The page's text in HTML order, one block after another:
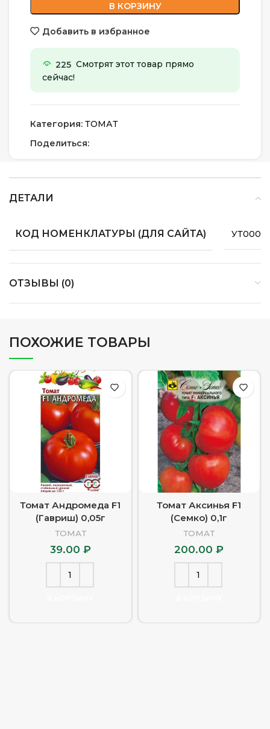
В КОРЗИНУ
Добавить в избранное
225 Смотрят этот товар прямо
сейчас!
Категория: ТОМАТ
Поделиться:
ДЕТАЛИ
КОД НОМЕНКЛАТУРЫ (ДЛЯ САЙТА)
ОТЗЫВЫ (0)
ПОХОЖИЕ ТОВАРЫ
Томат Андромеда F1
(Гавриш) 0,05г
ТОМАТ
39.00 ₽
Томат Аксинья F1
(Семко) 0,1г
ТОМАТ
200.00₽